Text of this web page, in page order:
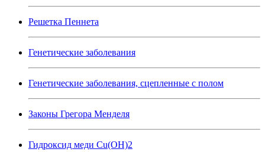
Решетка Пеннета
Генетические заболевания
Генетические заболевания, сцепленные с полом
Законы Грегора Менделя
Гидроксид меди Cu(OH)2